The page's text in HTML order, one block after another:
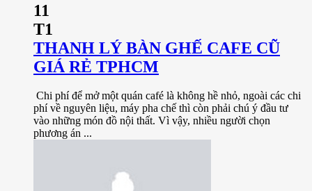
11
T1
THANH LÝ BÀN GHẾ CAFE CŨ
GIÁ RẺ TPHCM
Chi phí để mở một quán café là không hề nhỏ, ngoài các chi
phí về nguyên liệu, máy pha chế thì còn phải chú ý đầu tư
vào những món đồ nội thất. Vì vậy, nhiều người chọn
phương án ...